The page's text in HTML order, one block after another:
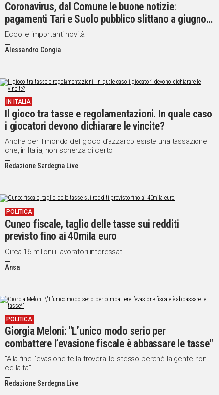
Coronavirus, dal Comune le buone notizie:
pagamenti Tari e Suolo pubblico slittano a giugno
2020
Ecco le importanti novità
Alessandro Congia
IN ITALIA
Il gioco tra tasse e regolamentazioni. In quale caso
i giocatori devono dichiarare le vincite?
Anche per il mondo del gioco d’azzardo esiste una tassazione
che, in Italia, non scherza di certo
Redazione Sardegna Live
POLITICA
Cuneo fiscale, taglio delle tasse sui redditi
previsto fino ai 40mila euro
Circa 16 milioni i lavoratori interessati
Ansa
POLITICA
Giorgia Meloni: "L’unico modo serio per
combattere l’evasione fiscale è abbassare le tasse"
"Alla fine l’evasione te la troverai lo stesso perché la gente non
ce la fa"
Redazione Sardegna Live